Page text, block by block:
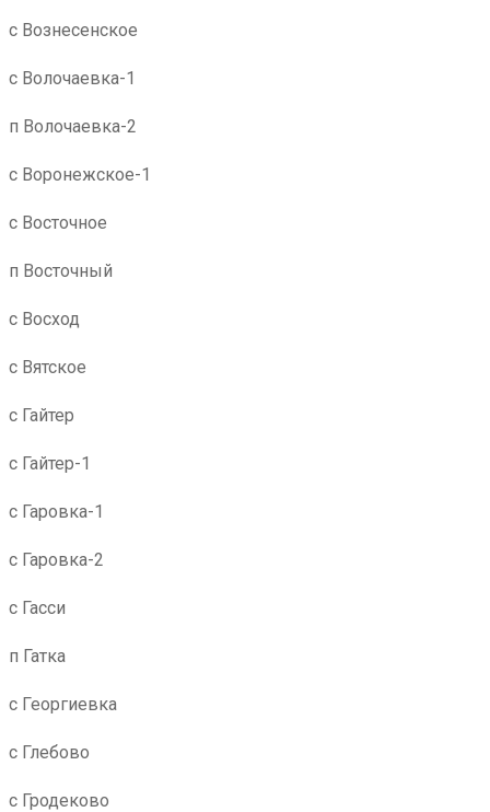
с Вознесенское
с Волочаевка-1
п Волочаевка-2
с Воронежское-1
с Восточное
п Восточный
с Восход
с Вятское
с Гайтер
с Гайтер-1
с Гаровка-1
с Гаровка-2
с Гасси
п Гатка
с Георгиевка
с Глебово
с Гродеково